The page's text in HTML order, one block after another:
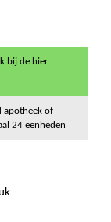
bij de hier
apotheek of
24 eenheden